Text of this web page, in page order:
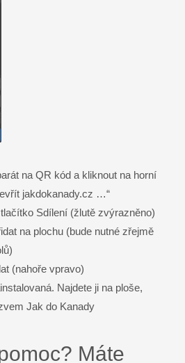
na QR kód a kliknout na horní
jakdokanady.cz …“
Sdílení (žlutě zvýrazněno)
na plochu (bude nutné zřejmě
(nahoře vpravo)
Najdete ji na ploše,
Jak do Kanady
Máte